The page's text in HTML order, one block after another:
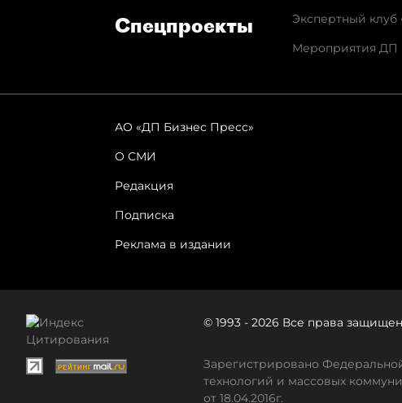
Спец­проекты
Экспертный клуб
Мероприятия ДП
АО «ДП Бизнес Пресс»
О СМИ
Редакция
Подписка
Реклама в издании
© 1993 - 2026 Все права
Зарегистрировано
технологий и массовых
от 18.04.2016г.